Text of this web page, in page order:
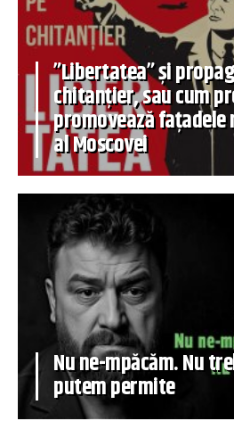
”Libertatea” și
chitanțier, sau cum
promovează
al Moscovei
Nu ne-mpăcăm. Nu
putem permite